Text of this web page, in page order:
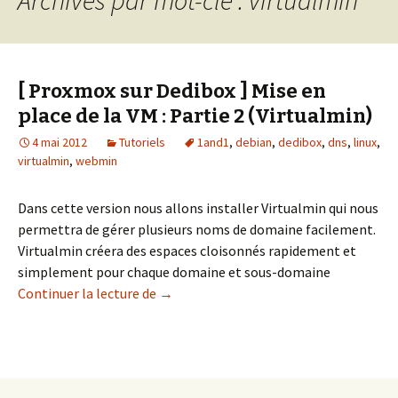
[ Proxmox sur Dedibox ] Mise en
place de la VM : Partie 2 (Virtualmin)
4 mai 2012 Tutoriels 1and1, debian, dedibox, dns, linux,
virtualmin, webmin
Dans cette version nous allons installer Virtualmin qui nous
permettra de gérer plusieurs noms de domaine facilement.
Virtualmin créera des espaces cloisonnés rapidement et
simplement pour chaque domaine et sous-domaine
Continuer la lecture de [ Proxmox sur Dedibox ] Mise en place
→